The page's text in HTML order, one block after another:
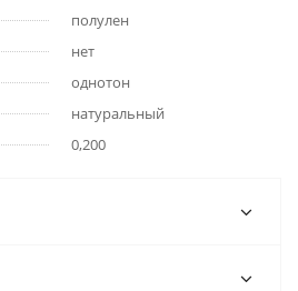
полулен
нет
однотон
натуральный
0,200